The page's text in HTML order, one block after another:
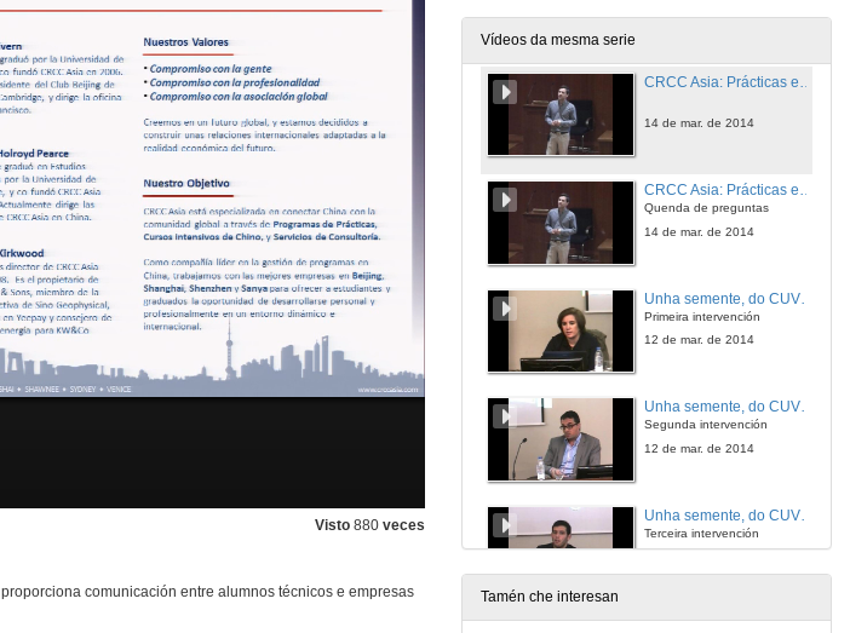
Visto 880 veces
comunicación entre alumnos técnicos e empresas
Vídeos da mesma serie
14 de mar. de 2014
14 de mar. de 2014
CRCC Asia: Prácticas en China
Quenda de preguntas
14 de mar. de 2014
Primeira intervención
12 de mar. de 2014
Unha semente, do CUVI a R
Segunda intervención
12 de mar. de 2014
Terceira intervención
Unha semente, do CUVI a R
Tamén che interesan